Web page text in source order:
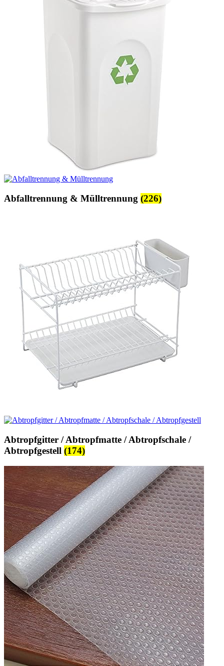
Abfalltrennung & Mülltrennung (226)
Abtropfgitter / Abtropfmatte / Abtropfschale /
Abtropfgestell (174)